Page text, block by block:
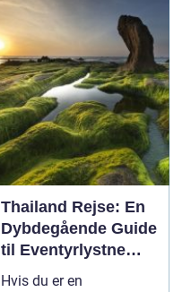
historiske skatte, der er
dybt forankrede i hjertet
af landet. Uan...
Thailand Rejse: En
Dybdegående Guide
til Eventyrlystne
Rejsende
Hvis du er en